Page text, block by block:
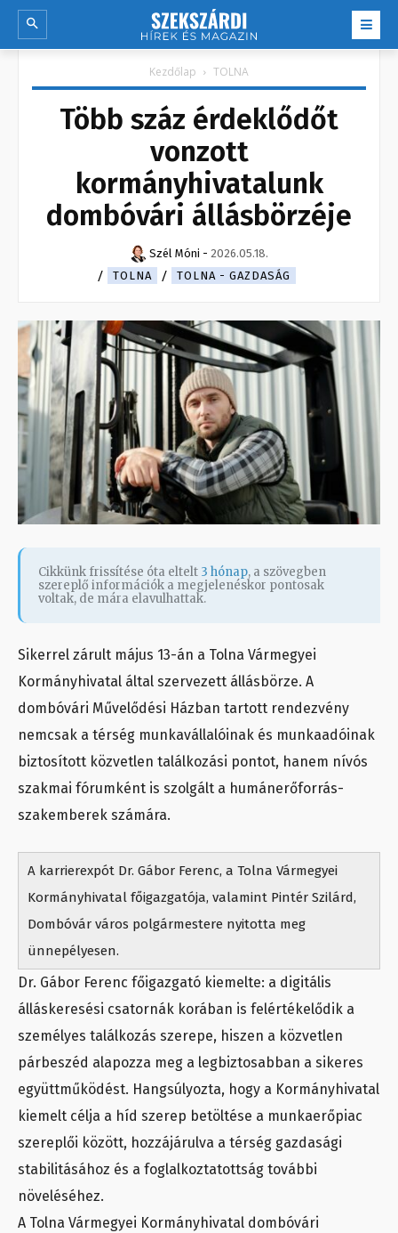
Kezdőlap TOLNA
Több száz érdeklődőt
vonzott
kormányhivatalunk
dombóvári állásbörzéje
Szél Móni - 2026.05.18.
TOLNA
TOLNA - GAZDASÁG
Cikkünk frissítése óta eltelt 3 hónap, a szövegben
szereplő információk a megjelenéskor pontosak
voltak, de mára elavulhattak.
Sikerrel zárult május 13-án a Tolna Vármegyei
Kormányhivatal által szervezett állásbörze. A
dombóvári Művelődési Házban tartott rendezvény
nemcsak a térség munkavállalóinak és munkaadóinak
biztosított közvetlen találkozási pontot, hanem nívós
szakmai fórumként is szolgált a humánerőforrás-
szakemberek számára.
A karrierexpót Dr. Gábor Ferenc, a Tolna Vármegyei
Kormányhivatal főigazgatója, valamint Pintér Szilárd,
Dombóvár város polgármestere nyitotta meg
ünnepélyesen.
Dr. Gábor Ferenc főigazgató kiemelte: a digitális
álláskeresési csatornák korában is felértékelődik a
személyes találkozás szerepe, hiszen a közvetlen
párbeszéd alapozza meg a legbiztosabban a sikeres
együttműködést. Hangsúlyozta, hogy a Kormányhivatal
kiemelt célja a híd szerep betöltése a munkaerőpiac
szereplői között, hozzájárulva a térség gazdasági
stabilitásához és a foglalkoztatottság további
növeléséhez.
A Tolna Vármegyei Kormányhivatal dombóvári